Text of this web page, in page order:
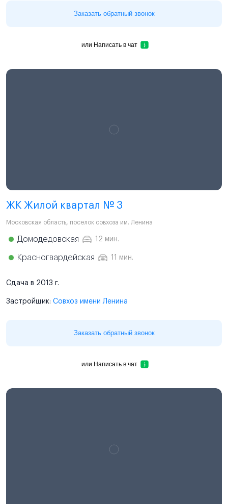
Заказать обратный звонок
или Написать в чат
ЖК Жилой квартал № 3
Московская область, поселок совхоза им. Ленина
Домодедовская 12 мин.
Красногвардейская 11 мин.
Сдача в 2013 г.
Застройщик: Совхоз имени Ленина
Заказать обратный звонок
или Написать в чат